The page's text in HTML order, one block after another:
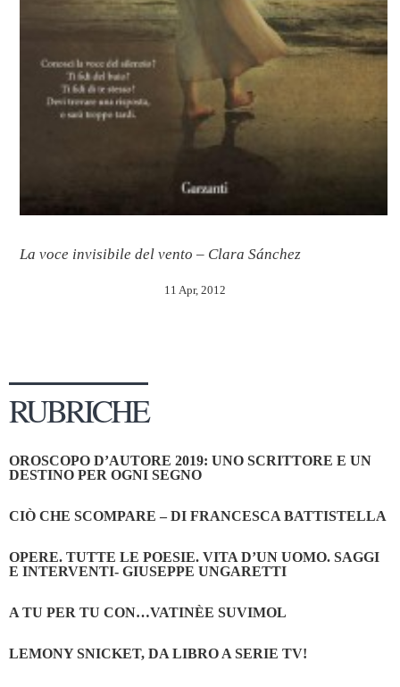
La voce invisibile del vento – Clara Sánchez
11 Apr, 2012
RUBRICHE
OROSCOPO D’AUTORE 2019: UNO SCRITTORE E UN
DESTINO PER OGNI SEGNO
CIÒ CHE SCOMPARE – DI FRANCESCA BATTISTELLA
OPERE. TUTTE LE POESIE. VITA D’UN UOMO. SAGGI
E INTERVENTI- GIUSEPPE UNGARETTI
A TU PER TU CON…VATINÈE SUVIMOL
LEMONY SNICKET, DA LIBRO A SERIE TV!